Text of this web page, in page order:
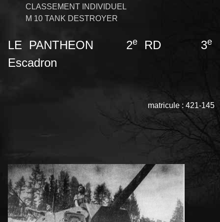
CLASSEMENT INDIVIDUEL
M 10 TANK DESTROYER
LE PANTHEON 2e RD 3e
Escadron
matricule : 421-145